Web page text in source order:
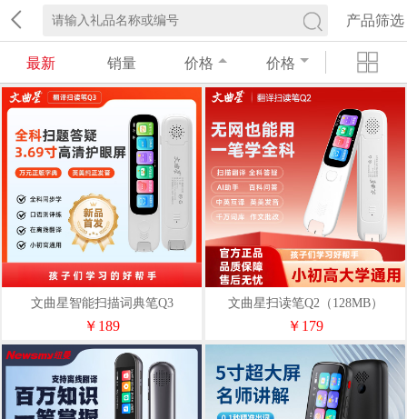
产品筛选
最新 销量 价格 价格
文曲星智能扫描词典笔Q3
￥189
文曲星扫读笔Q2（128MB）
￥179